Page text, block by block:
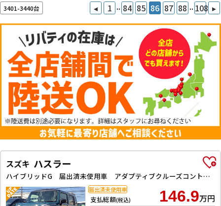
3401-3440台 ◂ 1 .. 84 85 86 87 88 .. 108 ▸
スズキ ハスラー
ハイブリッドG 届出済未使用車 アダプティブクルーズコントロール クリアランスソナー レーンアシスト 衝突被害軽減システム オートライト LEDヘッドランプ アイドリングストップ 電動格納ミラー シートヒーター
支払総額(税込) 146.9万円
届出済未使用車